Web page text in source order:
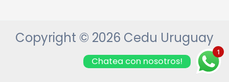
Copyright © 2026 Cedu Uruguay
1
Chatea con nosotros!